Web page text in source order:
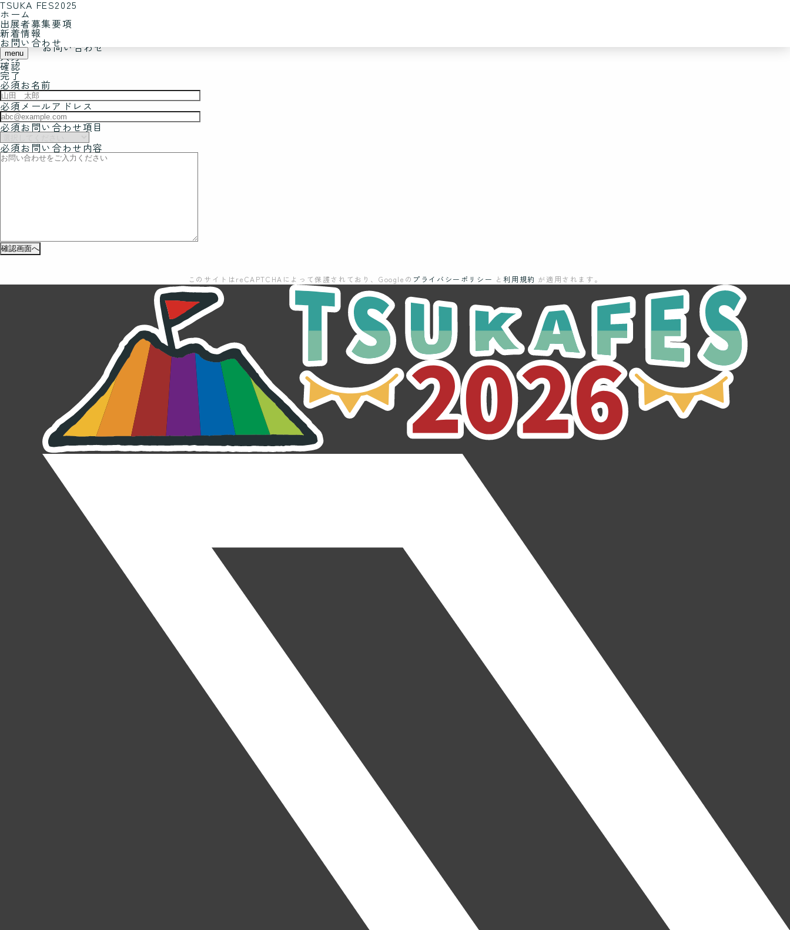
TSUKA FES2025
ホーム
出展者募集要項
新着情報
お問い合わせ
menu
お問い合わせ
ホーム
お問い合わせ
入力
確認
完了
必須お名前
必須メールアドレス
必須お問い合わせ項目
必須お問い合わせ内容
このサイトはreCAPTCHAによって保護されており、Googleの プライバシーポリシー と利用規約 が適用されます。